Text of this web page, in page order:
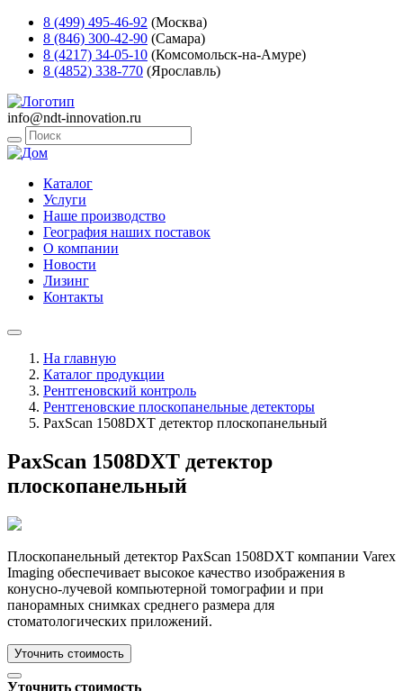
8 (499) 495-46-92 (Москва)
8 (846) 300-42-90 (Самара)
8 (4217) 34-05-10 (Комсомольск-на-Амуре)
8 (4852) 338-770 (Ярославль)
info@ndt-innovation.ru
Каталог
Услуги
Наше производство
География наших поставок
О компании
Новости
Лизинг
Контакты
На главную
Каталог продукции
Рентгеновский контроль
Рентгеновские плоскопанельные детекторы
PaxScan 1508DXT детектор плоскопанельный
PaxScan 1508DXT детектор
плоскопанельный
Плоскопанельный детектор PaxScan 1508DXT компании Varex
Imaging обеспечивает высокое качество изображения в
конусно-лучевой компьютерной томографии и при
панорамных снимках среднего размера для
стоматологических приложений.
Уточнить стоимость
Уточнить стоимость